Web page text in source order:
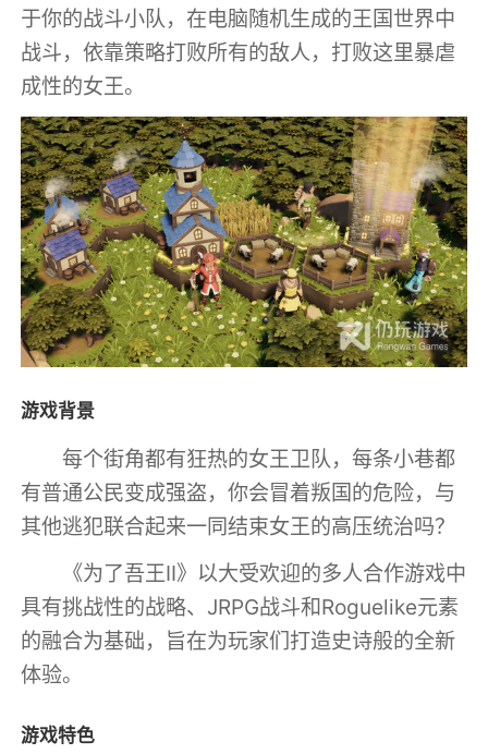
于你的战斗小队，在电脑随机生成的王国世界中
战斗，依靠策略打败所有的敌人，打败这里暴虐
成性的女王。
游戏背景
每个街角都有狂热的女王卫队，每条小巷都
有普通公民变成强盗，你会冒着叛国的危险，与
其他逃犯联合起来一同结束女王的高压统治吗？
《为了吾王II》以大受欢迎的多人合作游戏中
具有挑战性的战略、JRPG战斗和Roguelike元素
的融合为基础，旨在为玩家们打造史诗般的全新
体验。
游戏特色